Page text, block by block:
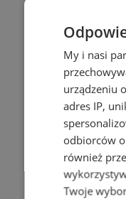
My i nasi
urządzeniu
adres IP,
odbiorców
również
Twoje